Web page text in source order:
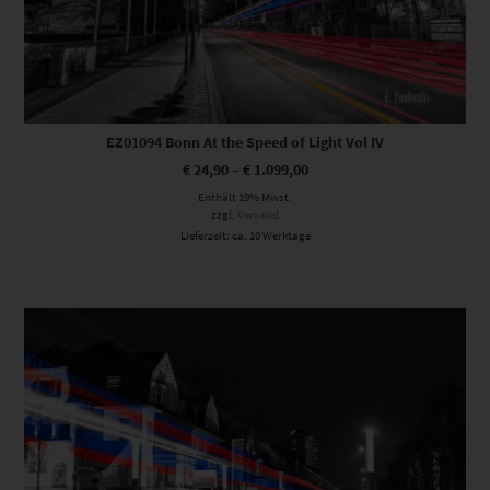
EZ01094 Bonn At the Speed of Light Vol IV
€24,90– €1.099,00
Enthält 19% Mwst.
zzgl.
Versand
Lieferzeit: ca. 10 Werktage
Dieses Produkt weist mehrere Varianten auf. Die Optionen können auf der Produktseite gewählt werden